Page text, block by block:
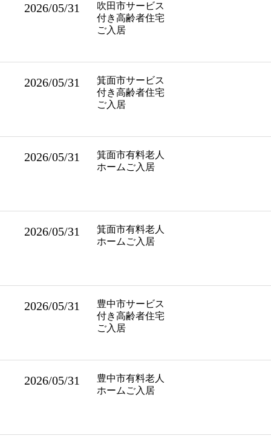
2026/05/31
吹田市サービス
付き高齢者住宅
ご入居
2026/05/31
箕面市サービス
付き高齢者住宅
ご入居
2026/05/31
箕面市有料老人
ホームご入居
2026/05/31
箕面市有料老人
ホームご入居
2026/05/31
豊中市サービス
付き高齢者住宅
ご入居
2026/05/31
豊中市有料老人
ホームご入居